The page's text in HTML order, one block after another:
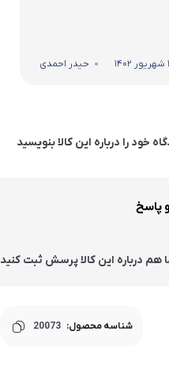
حیدر احمدی
خود را درباره این کالا بنویسید
پاسخ
هم درباره این کالا پرسش ثبت کنید
شناسه محصول: 20073